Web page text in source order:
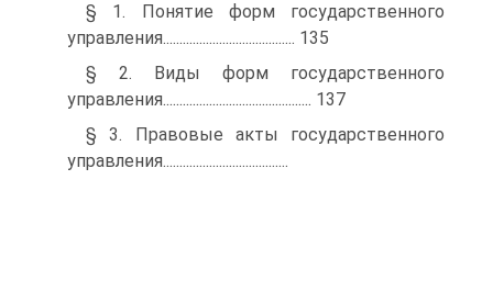
§ 1. Понятие форм государственного
управления........................................ 135
§ 2. Виды форм государственного
управления............................................. 137
§ 3. Правовые акты государственного
управления......................................